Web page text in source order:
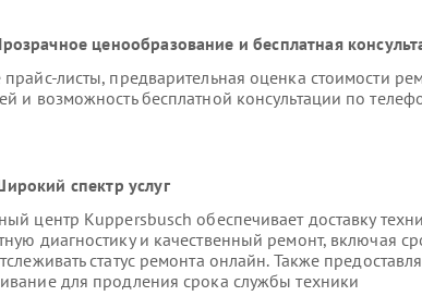
ценообразование и бесплатная
листы, предварительная оценка стоимости
и возможность бесплатной консультации по
спектр услуг
центр Kuppersbusch обеспечивает доставку
диагностику и качественный ремонт, включая
статус ремонта онлайн. Также
для продления срока службы техники